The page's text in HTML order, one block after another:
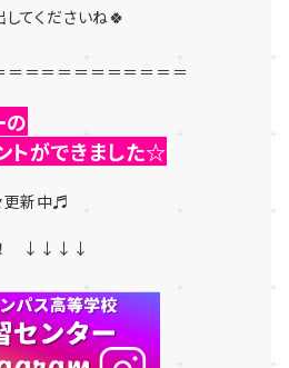
てくださいね🍀
＝＝＝＝＝＝＝＝＝＝
の
ができました☆
更新中♬
！！ ↓↓↓↓